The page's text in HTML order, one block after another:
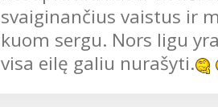
svaiginančius vaistus ir
kuom sergu. Nors ligu
visa eilę galiu nurašyti.